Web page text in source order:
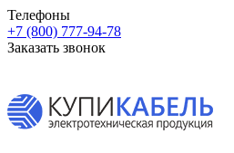
Телефоны
+7 (800) 777-94-78
Заказать звонок